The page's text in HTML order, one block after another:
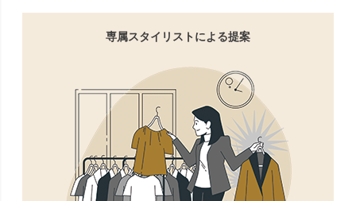
専属スタイリストによる提案